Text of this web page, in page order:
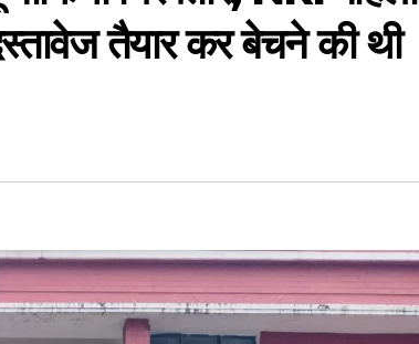
तैयार कर बेचने की थी